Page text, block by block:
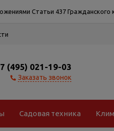
Статьи 437 Гражданского
(495) 021-19-03
Заказать звонок
Садовая техника